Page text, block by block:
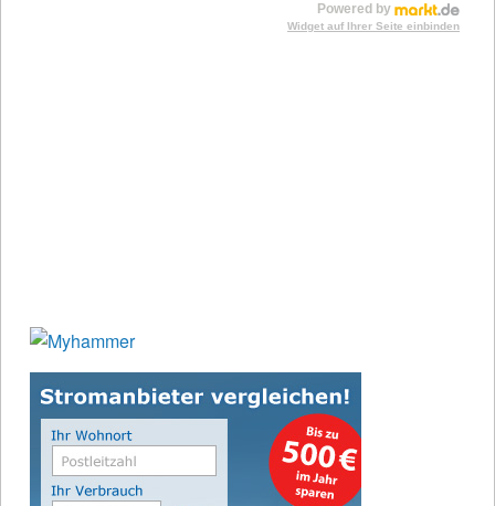
Powered by
Widget auf Ihrer Seite einbinden